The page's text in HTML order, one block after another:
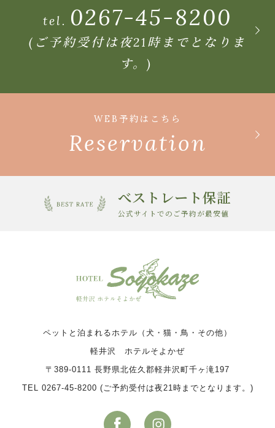
tel. 0267-45-8200
(ご予約受付は夜21時までとなりま
す。)
WEB予約はこちら
Reservation
べストレート保証
公式サイトでのご予約が最安値
ペットと泊まれるホテル（犬・猫・鳥・その他）
軽井沢 ホテルそよかぜ
〒389-0111 長野県北佐久郡軽井沢町千ヶ滝197
TEL 0267-45-8200 (ご予約受付は夜21時までとなります。)